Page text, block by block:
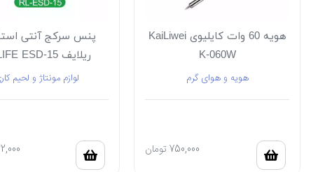
هویه 60 وات کایلیوی KaiLiwei
K-060W
هویه و هوای گرم
750,000 تومان
پنس سرکج آنتی
ریلایف RELIFE ESD-15
لوازم مونتاژ و لحیم